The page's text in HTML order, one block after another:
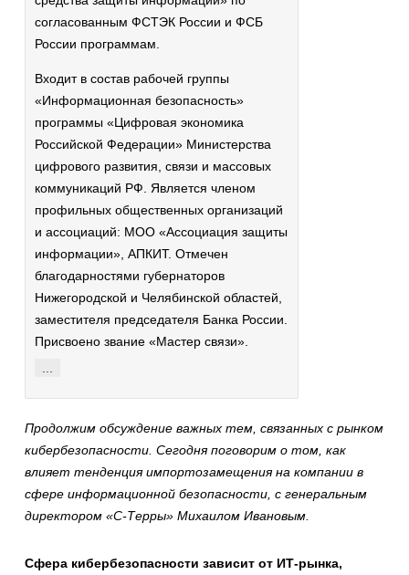
согласованным ФСТЭК России и ФСБ
России программам.
Входит в состав рабочей группы
«Информационная безопасность»
программы «Цифровая экономика
Российской Федерации» Министерства
цифрового развития, связи и массовых
коммуникаций РФ. Является членом
профильных общественных организаций
и ассоциаций: МОО «Ассоциация защиты
информации», АПКИТ. Отмечен
благодарностями губернаторов
Нижегородской и Челябинской областей,
заместителя председателя Банка России.
Присвоено звание «Мастер связи».
Продолжим обсуждение важных тем, связанных с рынком
кибербезопасности. Сегодня поговорим о том, как
влияет тенденция импортозамещения на компании в
сфере информационной безопасности, с генеральным
директором «С-Терры» Михаилом Ивановым.
Сфера кибербезопасности зависит от ИТ-рынка,